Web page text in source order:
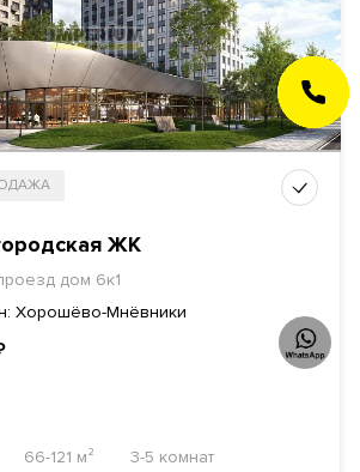
ЖК
дом 6к1
Хорошёво-Мнёвники
66-121 м² 3-5 комнат
ЗАКАЗАТЬ
ЗВОНОК